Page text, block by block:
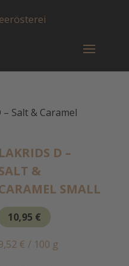
Salt & Caramel
LAKRIDS D –
&
SMALL
10,95 €
€ / 100 g